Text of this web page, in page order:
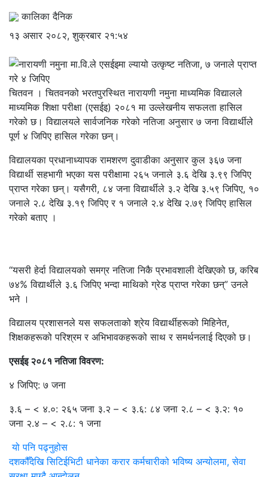
कालिका दैनिक
१३ असार २०८२, शुक्रबार २१:५४
चितवन । चितवनको भरतपुरस्थित नारायणी नमुना माध्यमिक विद्यालले
माध्यमिक शिक्षा परीक्षा (एसईइ) २०८१ मा उल्लेखनीय सफलता हासिल
गरेको छ। विद्यालयले सार्वजनिक गरेको नतिजा अनुसार ७ जना विद्यार्थीले
पूर्ण ४ जिपिए हासिल गरेका छन्।
विद्यालयका प्रधानाध्यापक रामशरण दुवाडीका अनुसार कुल ३६७ जना
विद्यार्थी सहभागी भएका यस परीक्षामा २६५ जनाले ३.६ देखि ३.९९ जिपिए
प्राप्त गरेका छन्। यसैगरी, ८४ जना विद्यार्थीले ३.२ देखि ३.५९ जिपिए, १०
जनाले २.८ देखि ३.१९ जिपिए र १ जनाले २.४ देखि २.७९ जिपिए हासिल
गरेको बताए ।
“यसरी हेर्दा विद्यालयको समग्र नतिजा निकै प्रभावशाली देखिएको छ, करिब
७४% विद्यार्थीले ३.६ जिपिए भन्दा माथिको ग्रेड प्राप्त गरेका छन्” उनले
भने ।
विद्यालय प्रशासनले यस सफलताको श्रेय विद्यार्थीहरूको मिहिनेत,
शिक्षकहरूको परिश्रम र अभिभावकहरूको साथ र समर्थनलाई दिएको छ।
एसईइ २०८१ नतिजा विवरण:
४ जिपिए: ७ जना
३.६ – < ४.०: २६५ जना ३.२ – < ३.६: ८४ जना २.८ – < ३.२: १०
जना २.४ – < २.८: १ जना
यो पनि पढ्नुहोस
दशकौँदेखि सिटिईभिटी धानेका करार कर्मचारीको भविष्य अन्योलमा, सेवा